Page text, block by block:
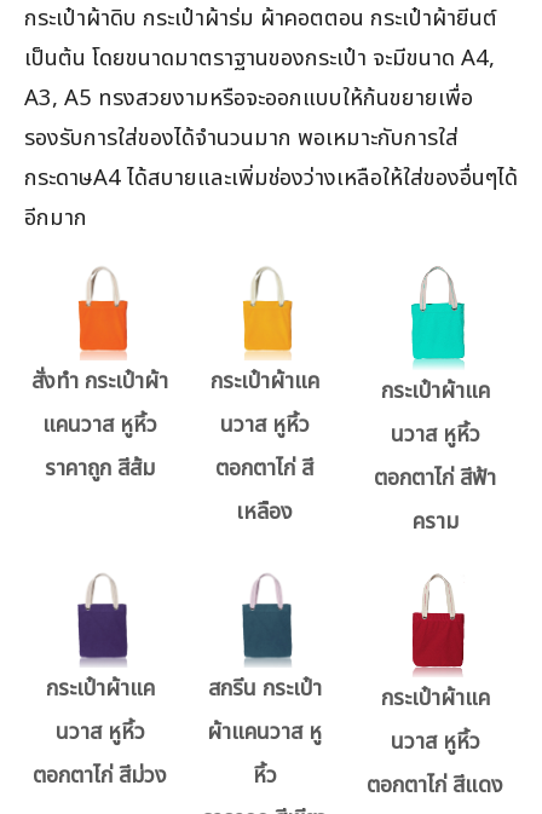
กระเป๋าผ้าดิบ กระเป๋าผ้าร่ม ผ้าคอตตอน กระเป๋าผ้ายีนต์
เป็นต้น โดยขนาดมาตราฐานของกระเป๋า จะมีขนาด A4,
A3, A5 ทรงสวยงามหรือจะออกแบบให้ก้นขยายเพื่อ
รองรับการใส่ของได้จำนวนมาก พอเหมาะกับการใส่
กระดาษA4 ได้สบายและเพิ่มช่องว่างเหลือให้ใส่ของอื่นๆได้
อีกมาก
สั่งทำ กระเป๋าผ้า
แคนวาส หูหิ้ว
ราคาถูก สีส้ม
กระเป๋าผ้าแค
นวาส หูหิ้ว
ตอกตาไก่ สี
เหลือง
กระเป๋าผ้าแค
นวาส หูหิ้ว
ตอกตาไก่ สีฟ้า
คราม
กระเป๋าผ้าแค
นวาส หูหิ้ว
ตอกตาไก่ สีม่วง
สกรีน กระเป๋า
ผ้าแคนวาส หู
หิ้ว
กระเป๋าผ้าแค
นวาส หูหิ้ว
ตอกตาไก่ สีแดง